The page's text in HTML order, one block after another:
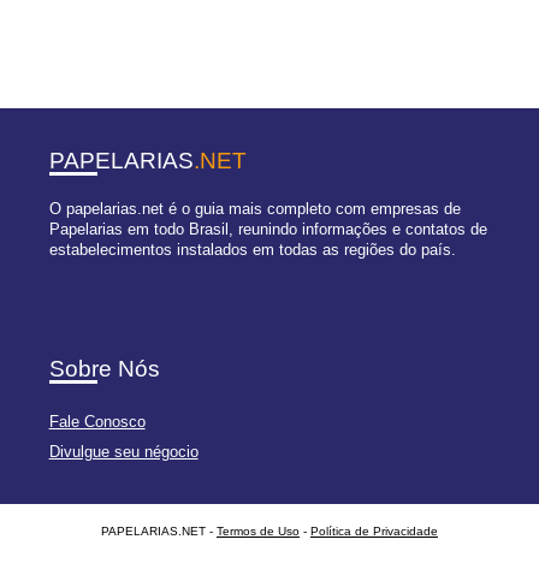
PAPELARIAS.NET
O papelarias.net é o guia mais completo com empresas de
Papelarias em todo Brasil, reunindo informações e contatos de
estabelecimentos instalados em todas as regiões do país.
Sobre Nós
Fale Conosco
Divulgue seu négocio
PAPELARIAS.NET - Termos de Uso - Política de Privacidade